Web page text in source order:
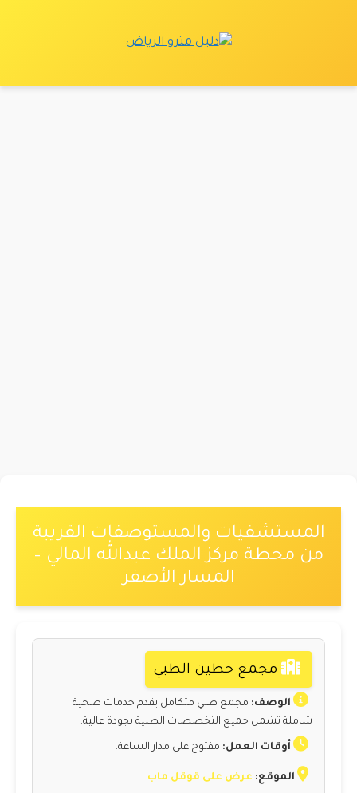
المستشفيات والمستوصفات القريبة
من محطة مركز الملك عبدالله المالي –
المسار الأصفر
مجمع حطين الطبي
الوصف: مجمع طبي متكامل يقدم خدمات صحية
شاملة تشمل جميع التخصصات الطبية بجودة عالية.
أوقات العمل: مفتوح على مدار الساعة.
الموقع: عرض على قوقل ماب